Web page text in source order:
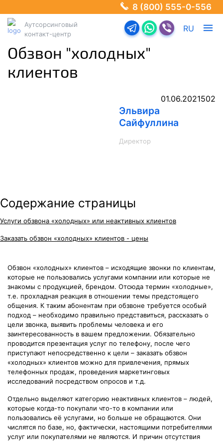
8 (800) 555-0-556
Аутсорсинговый
контакт-центр
Перейти в телеграм-
Перейти в Ватсап
Перейти в
RU
Обзвон "холодных"
клиентов
01.06.2021502
Эльвира
Сайфуллина
Директор
Содержание страницы
Услуги обзвона «холодных» или неактивных клиентов
Заказать обзвон «холодных» клиентов - цены
Обзвон «холодных» клиентов – исходящие звонки по клиентам,
которые не пользовались услугами компании или которые не
знакомы с продукцией, брендом. Отсюда термин «холодные»,
т.е. прохладная реакция в отношении темы предстоящего
общения. К таким абонентам при обзвоне требуется особый
подход – необходимо правильно представиться, рассказать о
цели звонка, выявить проблемы человека и его
заинтересованность в вашем предложении. Обязательно
проводится презентация услуг по телефону, после чего
приступают непосредственно к цели – заказать обзвон
«холодных» клиентов можно для привлечения, прямых
телефонных продаж, проведения маркетинговых
исследований посредством опросов и т.д.
Отдельно выделяют категорию неактивных клиентов – людей,
которые когда-то покупали что-то в компании или
пользовались её услугами, но больше не обращаются. Они
числятся по базе, но, фактически, настоящими потребителями
услуг или покупателями не являются. И причин отсутствия